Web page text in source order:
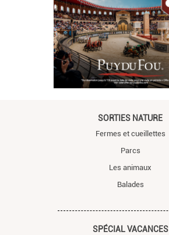
SORTIES NATURE
Fermes et cueillettes
Parcs
Les animaux
Balades
SPÉCIAL VACANCES